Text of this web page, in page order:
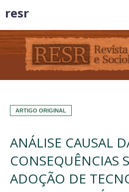
ARTIGO ORIGINAL
ANÁLISE CAUSAL
CONSEQUÊNCIAS
ADOÇÃO DE
resr